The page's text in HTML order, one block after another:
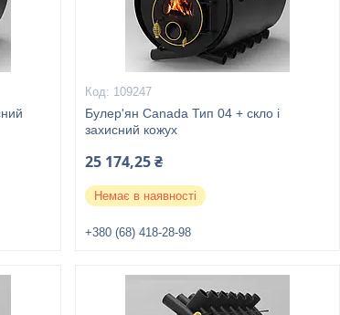
109247
Булер'ян Canada Тип 04 + скло і
захисний кожух
25 174,25 ₴
Немає в наявності
+380 (68) 418-28-98